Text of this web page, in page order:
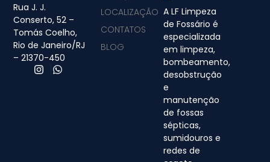
Rua J. J.
Conserto, 52 –
Tomás Coelho,
Rio de Janeiro/RJ
– 21370-450
A LF Limpeza
de Fossário é
especializada
em limpeza,
bombeamento,
desobstrução
e
manutenção
de fossas
sépticas,
sumidouros e
redes de
LOCALIZAÇÃO
CONTATOS
BLOG